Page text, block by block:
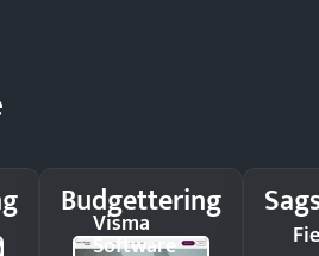
Budgettering
Visma
Software